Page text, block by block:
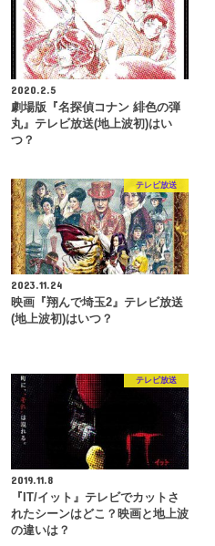
2020.2.5
劇場版『名探偵コナン 緋色の弾
丸』テレビ放送(地上波初)はい
つ？
テレビ放送
2023.11.24
映画『翔んで埼玉2』テレビ放送
(地上波初)はいつ？
テレビ放送
2019.11.8
『IT/イット』テレビでカットさ
れたシーンはどこ？映画と地上波
の違いは？